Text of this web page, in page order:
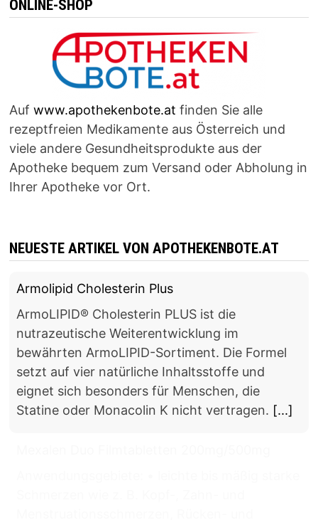
ONLINE-SHOP
Auf www.apothekenbote.at finden Sie alle
rezeptfreien Medikamente aus Österreich und
viele andere Gesundheitsprodukte aus der
Apotheke bequem zum Versand oder Abholung in
Ihrer Apotheke vor Ort.
NEUESTE ARTIKEL VON APOTHEKENBOTE.AT
Armolipid Cholesterin Plus
ArmoLIPID® Cholesterin PLUS ist die
nutrazeutische Weiterentwicklung im
bewährten ArmoLIPID-Sortiment. Die Formel
setzt auf vier natürliche Inhaltsstoffe und
eignet sich besonders für Menschen, die
Statine oder Monacolin K nicht vertragen. [...]